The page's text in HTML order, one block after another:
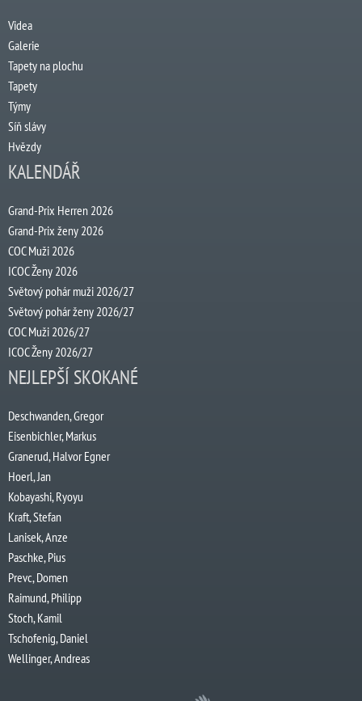
Videa
Galerie
Tapety na plochu
Tapety
Týmy
Síň slávy
Hvězdy
KALENDÁŘ
Grand-Prix Herren 2026
Grand-Prix ženy 2026
COC Muži 2026
ICOC Ženy 2026
Světový pohár muži 2026/27
Světový pohár ženy 2026/27
COC Muži 2026/27
ICOC Ženy 2026/27
NEJLEPŠÍ SKOKANÉ
Deschwanden, Gregor
Eisenbichler, Markus
Granerud, Halvor Egner
Hoerl, Jan
Kobayashi, Ryoyu
Kraft, Stefan
Lanisek, Anze
Paschke, Pius
Prevc, Domen
Raimund, Philipp
Stoch, Kamil
Tschofenig, Daniel
Wellinger, Andreas